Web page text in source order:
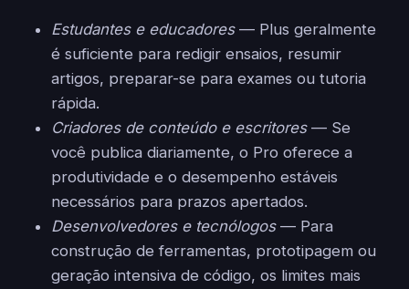
Estudantes e educadores— Plus geralmente
é suficiente para redigir ensaios, resumir
artigos, preparar-se para exames ou tutoria
rápida.
Criadores de conteúdo e escritores— Se
você publica diariamente, o Pro oferece a
produtividade e o desempenho estáveis
necessários para prazos apertados.
Desenvolvedores e tecnólogos— Para
construção de ferramentas, prototipagem ou
geração intensiva de código, os limites mais